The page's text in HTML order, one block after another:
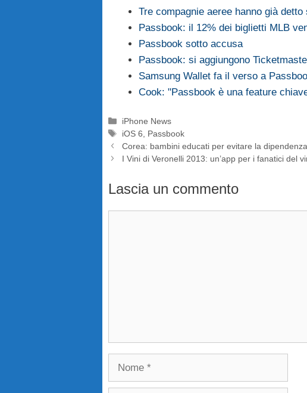
Tre compagnie aeree hanno già
Passbook: il 12% dei biglietti MLB
Passbook sotto accusa
Passbook: si aggiungono
Samsung Wallet fa il verso a
Cook: "Passbook è una feature
Categorie
iPhone News
Tag
iOS 6
Passbook
Corea: bambini educati per evitare la
I Vini di Veronelli 2013: un’app per i fanatici del
Lascia un commento